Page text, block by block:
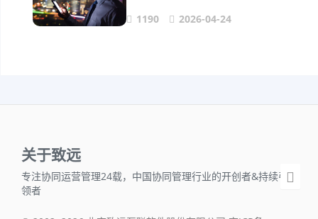
1190 2026-04-24
关于致远
专注协同运营管理24载，中国协同管理行业的开创者&持续引
领者